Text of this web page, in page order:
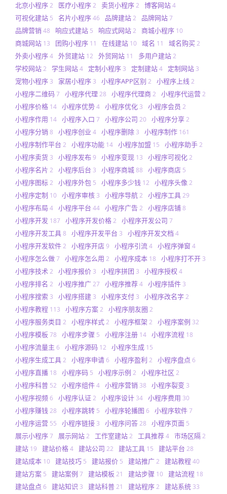
北京小程序2 医疗小程序2 卖货小程序2 博客网站4
可视化建站 5 名片小程序46 品牌建站2 品牌网站7
品牌营销 48 响应式建站 5 响应式网站2 商城小程序 10
商城网站 13 团购小程序 11 在线建站 10 域名 11 域名购买2
外卖小程序4 外贸建站 12 外贸网站 11 多用户建站2
学校网站2 学生网站4 定制小程序 3 定制建站4 定制网站 3
宠物小程序 3 家居小程序 3 小程序APP区别 2 小程序上线 2
小程序二维码7 小程序代理 28 小程序代理商2 小程序代运营2
小程序价格 14 小程序优势4 小程序优化 3 小程序会员 2
小程序作用 14 小程序入口 7 小程序公司 20 小程序分享2
小程序分销 8 小程序创业 4 小程序删除 3 小程序制作 161
小程序制作平台 2 小程序功能 14 小程序加盟 15 小程序助手2
小程序卖货 3 小程序发布9 小程序变现 13 小程序可视化2
小程序名片 2 小程序后台 3 小程序商城88 小程序商店 5
小程序图标2 小程序外包 5 小程序多少钱 12 小程序头像 2
小程序定制 10 小程序审核 3 小程序导航2 小程序工具29
小程序布局 4 小程序平台 44 小程序广告2 小程序店铺8
小程序开发 187 小程序开发价格2 小程序开发公司 7
小程序开发工具8 小程序开发平台 3 小程序开发文档 4
小程序开发软件2 小程序开店9 小程序引流4 小程序弹窗 4
小程序怎么做7 小程序怎么用 2 小程序成本 18 小程序打不开 3
小程序技术2 小程序报价 3 小程序拼团 3 小程序授权 4
小程序排名 2 小程序推广27 小程序推荐4 小程序插件 3
小程序搜索 3 小程序搭建 3 小程序支付 3 小程序改名字 2
小程序教程 113 小程序方案2 小程序朋友圈 2
小程序服务类目 2 小程序样式2 小程序框架 2 小程序案例 32
小程序模板 78 小程序步骤 5 小程序注册 14 小程序流程 18
小程序流量主 6 小程序源码 12 小程序生成 15
小程序生成工具2 小程序申请6 小程序盈利 2 小程序盘点 6
小程序直播 18 小程序码 5 小程序示例 2 小程序社区 2
小程序科普 52 小程序组件4 小程序营销 38 小程序裂变 3
小程序视频6 小程序认证2 小程序设计 34 小程序费用 30
小程序赚钱28 小程序跳转 5 小程序轮播图 6 小程序软件7
小程序运营 55 小程序链接 3 小程序问答28 小程序页面 5
展示小程序7 展示网站2 工作室建站2 工具推荐4 市场区隔2
建站 19 建站价格4 建站公司 22 建站工具 15 建站平台 28
建站成本 10 建站技巧 5 建站报价 5 建站推广2 建站教程40
建站方案 5 建站案例 7 建站模板 21 建站步骤 10 建站流程 18
建站盘点 6 建站知识 3 建站科普21 建站程序2 建站系统 33